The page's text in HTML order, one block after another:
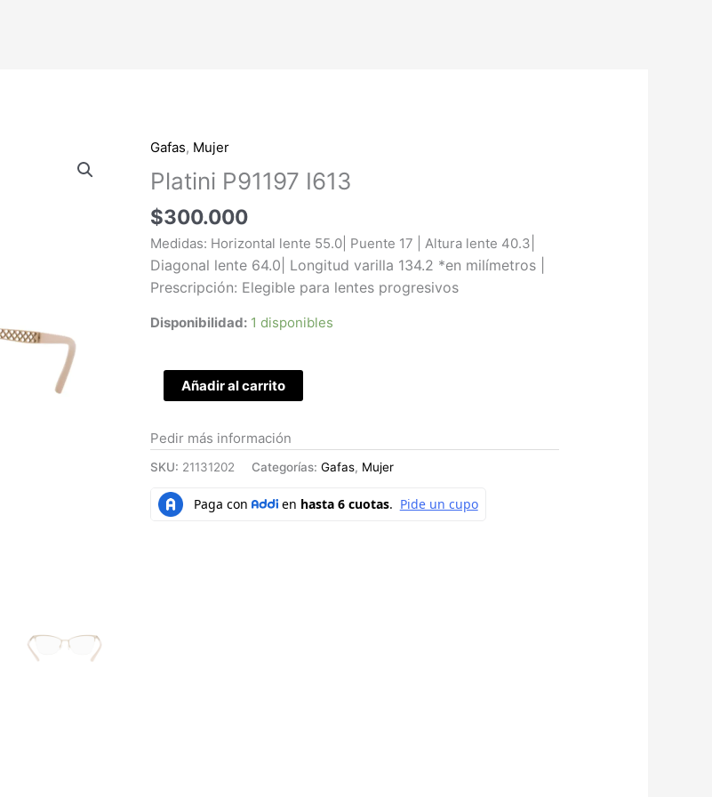
Gafas, Mujer
Platini P91197 I613
$300.000
Medidas: Horizontal lente 55.0| Puente 17 | Altura lente 40.3
Diagonal lente 64.0| Longitud varilla 134.2 *en milímetros |
Prescripción: Elegible para lentes progresivos
Disponibilidad: 1 disponibles
Platini
P91197
I613
cantidad
Añadir al carrito
Pedir más información
SKU: 21131202 Categorías: Gafas, Mujer